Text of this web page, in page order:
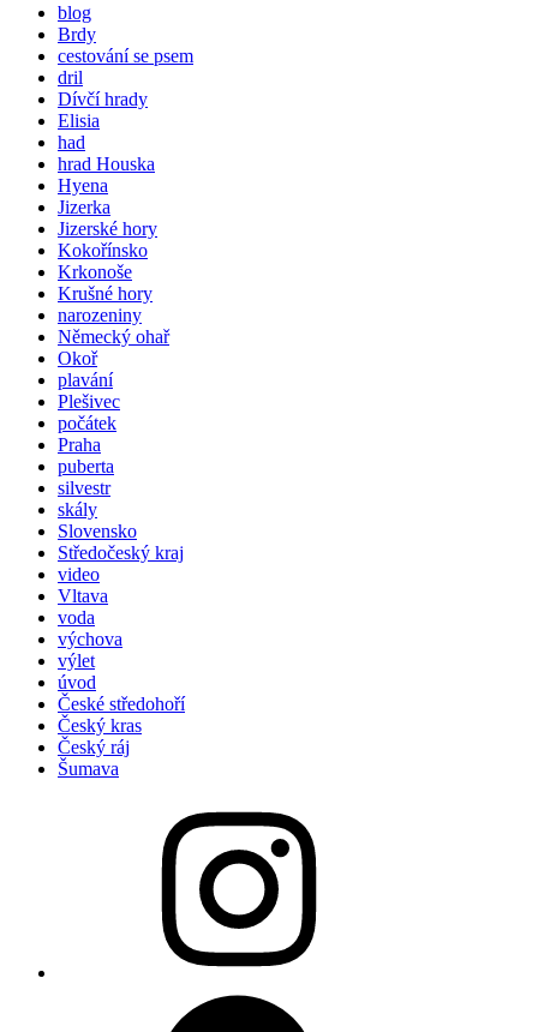
blog
Brdy
cestování se psem
dril
Dívčí hrady
Elisia
had
hrad Houska
Hyena
Jizerka
Jizerské hory
Kokořínsko
Krkonoše
Krušné hory
narozeniny
Německý ohař
Okoř
plavání
Plešivec
počátek
Praha
puberta
silvestr
skály
Slovensko
Středočeský kraj
video
Vltava
voda
výchova
výlet
úvod
České středohoří
Český kras
Český ráj
Šumava